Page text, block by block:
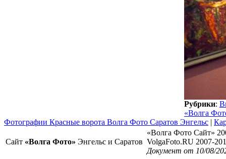
Рубрики:
«Волга
Фотографии Красные ворота Волга Фото Саратов Энгельс |
Сайт «Волга Фото» Энгельс и Саратов
«Волга Фото Сайт»
VolgaFoto.RU 2007-
Документ от 10/08/